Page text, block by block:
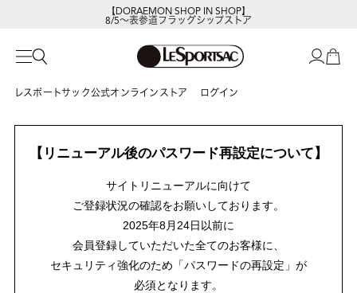
【DORAEMON SHOP IN SHOP】
8/5～表参道フラッグシップストア
レスポートサック公式オンラインストア ログイン
【リニューアル後のパスワード再設定について】
サイトリニューアルに向けて
ご登録状況の確認をお願いしております。
2025年8月24日以前に
会員登録していただいた全てのお客様に、
セキュリティ強化のため「パスワードの再設定」が
必須となります。